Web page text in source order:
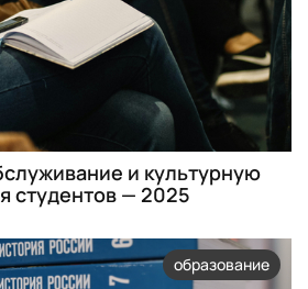
и культурную
студентов — 2025
образование